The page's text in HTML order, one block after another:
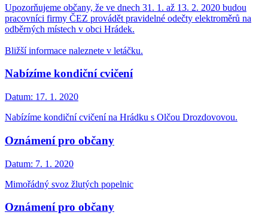
Upozorňujeme občany, že ve dnech 31. 1. až 13. 2. 2020 budou
pracovníci firmy ČEZ provádět pravidelné odečty elektroměrů na
odběrných místech v obci Hrádek.
Bližší informace naleznete v letáčku.
Nabízíme kondiční cvičení
Datum: 17. 1. 2020
Nabízíme kondiční cvičení na Hrádku s Olčou Drozdovovou.
Oznámení pro občany
Datum: 7. 1. 2020
Mimořádný svoz žlutých popelnic
Oznámení pro občany